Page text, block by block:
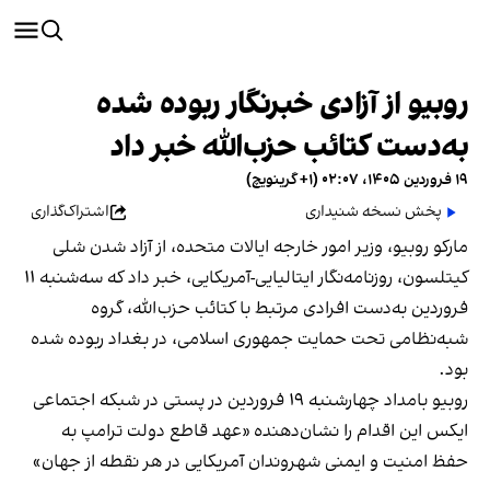
روبیو از آزادی خبرنگار ربوده شده
به‌دست کتائب حزب‌الله خبر داد
۱۹ فروردین ۱۴۰۵، ۰۲:۰۷ (‎+۱ گرینویچ)
پخش نسخه شنیداری
اشتراک‌گذاری
مارکو روبیو، وزیر امور خارجه ایالات متحده، از آزاد شدن شلی
کیتلسون، روزنامه‌نگار ایتالیایی-آمریکایی، خبر داد که سه‌شنبه ۱۱
فروردین به‌دست افرادی مرتبط با کتائب حزب‌الله، گروه
شبه‌نظامی تحت حمایت جمهوری اسلامی، در بغداد ربوده شده
بود.
روبیو بامداد چهارشنبه ۱۹ فروردین در پستی در شبکه اجتماعی
ایکس این اقدام را نشان‌دهنده «عهد قاطع دولت ترامپ به
حفظ امنیت و ایمنی شهروندان آمریکایی در هر نقطه از جهان»